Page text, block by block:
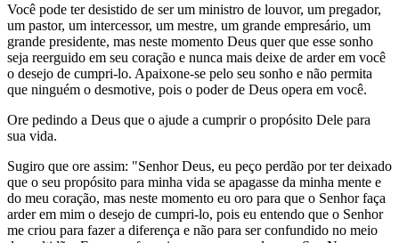
Você pode ter desistido de ser um ministro de louvor, um pregador,
um pastor, um intercessor, um mestre, um grande empresário, um
grande presidente, mas neste momento Deus quer que esse sonho
seja reerguido em seu coração e nunca mais deixe de arder em você
o desejo de cumpri-lo. Apaixone-se pelo seu sonho e não permita
que ninguém o desmotive, pois o poder de Deus opera em você.
Ore pedindo a Deus que o ajude a cumprir o propósito Dele para
sua vida.
Sugiro que ore assim: "Senhor Deus, eu peço perdão por ter deixado
que o seu propósito para minha vida se apagasse da minha mente e
do meu coração, mas neste momento eu oro para que o Senhor faça
arder em mim o desejo de cumpri-lo, pois eu entendo que o Senhor
me criou para fazer a diferença e não para ser confundido no meio